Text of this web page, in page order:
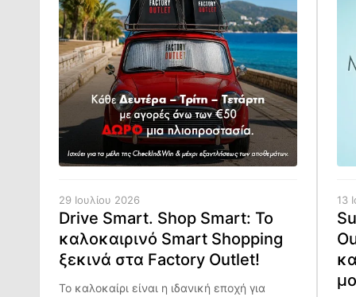
29 Ιουλίου 2026
Drive Smart. Shop Smart: Το
καλοκαιρινό Smart Shopping
ξεκινά στα Factory Outlet!
Το καλοκαίρι είναι η ιδανική εποχή για
13